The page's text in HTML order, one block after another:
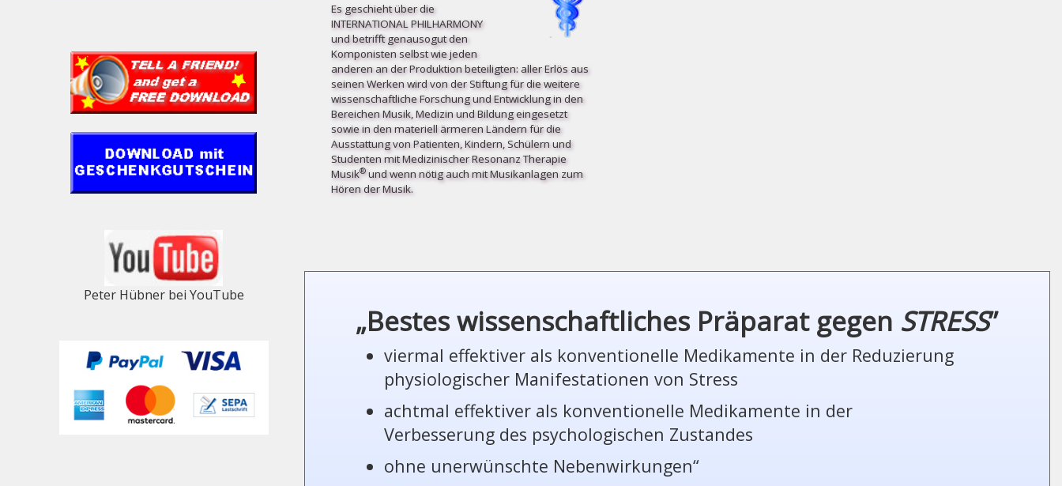
Peter Hübner bei YouTube
Es geschieht über die
INTERNATIONAL PHILHARMONY
und betrifft ge­nau­so­gut den
Komponisten selbst wie jeden
anderen an der Produktion beteiligten: aller Erlös aus
seinen Werken wird von der Stiftung für die weitere
wissenschaftliche Forschung und Entwicklung in den
Bereichen Musik, Medizin und Bildung eingesetzt
sowie in den materiell ärmeren Ländern für die
Ausstattung von Patienten, Kindern, Schülern und
Studenten mit Medizinischer Resonanz Therapie
Musik®und wenn nötig auch mit Musikanlagen zum
Hören der Musik.
„Bestes wissenschaftliches Präparat gegen STRESS”
viermal effektiver als konventionelle Medikamente in der Reduzierung
phy­sio­lo­gi­scher Manifestationen von Stress
achtmal effektiver als konventionelle Medikamente in der
Verbesserung des psychologischen Zustandes
ohne unerwünschte Nebenwirkungen“